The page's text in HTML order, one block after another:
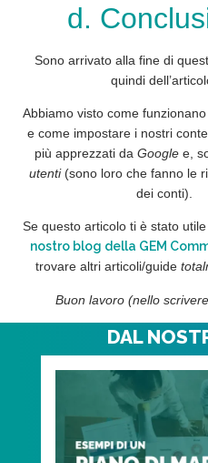
d.
Sono arrivato alla fine di
quindi
Abbiamo visto come
e come impostare i nostri
più apprezzati daGoogle e,
utenti(sono loro che fanno le
dei conti).
Se questo articolo ti è stato
nostro blog della GEM
trovare altri articoli/guide
Buon lavoro (nello
DAL